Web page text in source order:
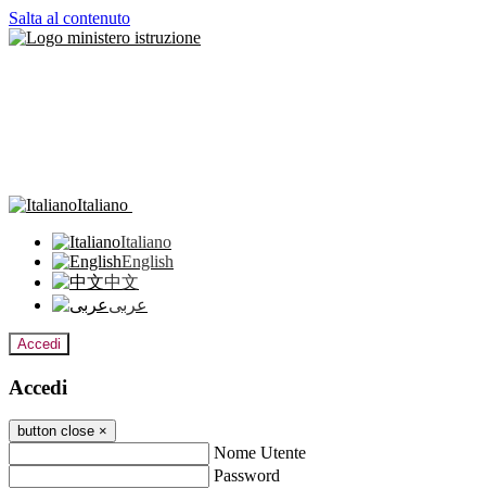
Salta al contenuto
Italiano
Italiano
English
中文
عربى
Accedi
Accedi
button close ×
Nome Utente
Password